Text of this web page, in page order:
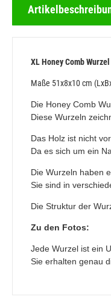
XL Honey Comb Wurzel
Maße 51x8x10cm
Die Honey Comb
Diese Wurzeln
Das Holz ist nicht
Da es sich um ein
Die Wurzeln haben
Sie sind in
Die Struktur der
Zu den Fotos:
Jede Wurzel ist ein
Sie erhalten genau